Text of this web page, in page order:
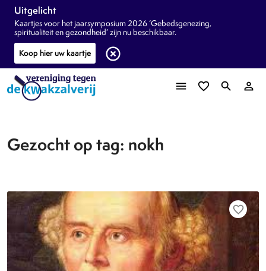
Uitgelicht
Kaartjes voor het jaarsymposium 2026 ‘Gebedsgenezing,
spiritualiteit en gezondheid’ zijn nu beschikbaar.
Koop hier uw kaartje
highlight_off
menu favorite_border search person_outline
Gezocht op tag: nokh
favorite_border